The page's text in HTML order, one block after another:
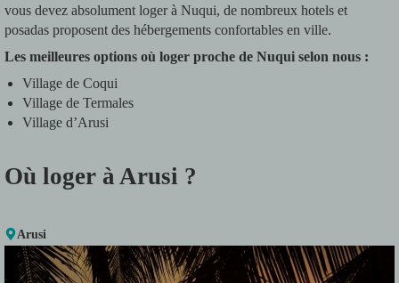
vous devez absolument loger à Nuqui, de nombreux hotels et
posadas proposent des hébergements confortables en ville.
Les meilleures options où loger proche de Nuqui selon nous :
Village de Coqui
Village de Termales
Village d’Arusi
Où loger à Arusi ?
Arusi